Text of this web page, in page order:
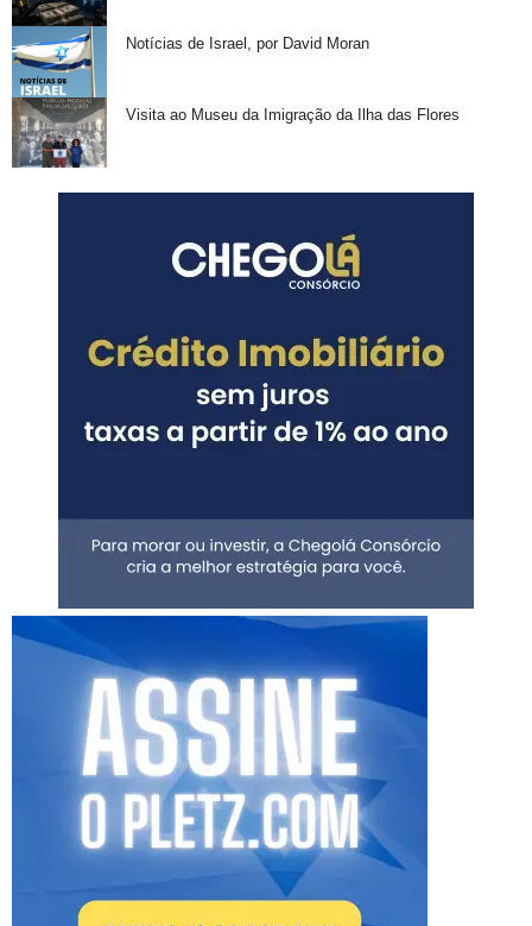
Notícias de Israel, por David Moran
Visita ao Museu da Imigração da Ilha das Flores